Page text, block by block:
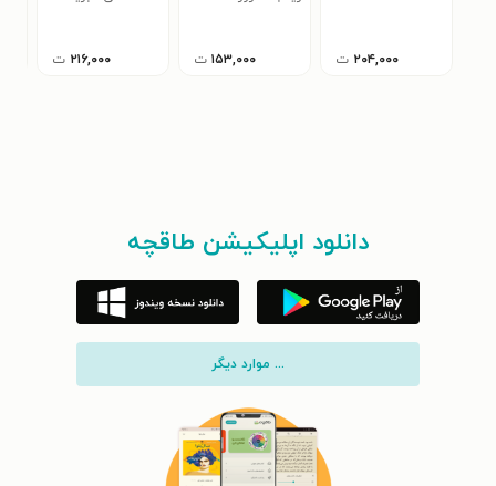
۲۰۴,۰۰۰ ت ۱۵۳,۰۰۰ ت ۲۱۶,۰۰۰ ت
دانلود اپلیکیشن طاقچه
... موارد دیگر